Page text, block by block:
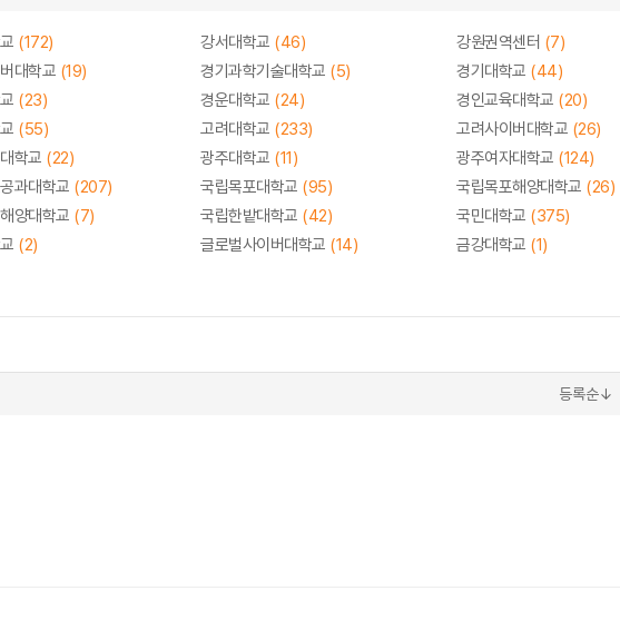
(172) 강서대학교 (46) 강원권역센터 (7)
대학교 (19) 경기과학기술대학교 (5) 경기대학교 (44)
(23) 경운대학교 (24) 경인교육대학교 (20)
(55) 고려대학교 (233) 고려사이버대학교 (26)
학교 (22) 광주대학교 (11) 광주여자대학교 (124)
과대학교 (207) 국립목포대학교 (95) 국립목포해양대학교 (26)
양대학교 (7) 국립한밭대학교 (42) 국민대학교 (375)
(2) 글로벌사이버대학교 (14) 금강대학교 (1)
등록순↓